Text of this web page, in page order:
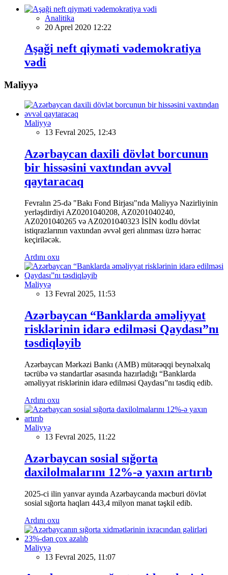
Analitika
20 Aprel 2020 12:22
Aşaği neft qiyməti vədemokratiya
vədi
Maliyyə
Maliyyə
13 Fevral 2025, 12:43
Azərbaycan daxili dövlət borcunun
bir hissəsini vaxtından əvvəl
qaytaracaq
Fevralın 25-də "Bakı Fond Birjası"nda Maliyyə Nazirliyinin
yerləşdirdiyi AZ0201040208, AZ0201040240,
AZ0201040265 və AZ0201040323 İSİN kodlu dövlət
istiqrazlarının vaxtından əvvəl geri alınması üzrə hərrac
keçiriləcək.
Ardını oxu
Maliyyə
13 Fevral 2025, 11:53
Azərbaycan “Banklarda əməliyyat
risklərinin idarə edilməsi Qaydası”nı
təsdiqləyib
Azərbaycan Mərkəzi Bankı (AMB) mütərəqqi beynəlxalq
təcrübə və standartlar əsasında hazırladığı “Banklarda
əməliyyat risklərinin idarə edilməsi Qaydası”nı təsdiq edib.
Ardını oxu
Maliyyə
13 Fevral 2025, 11:22
Azərbaycan sosial sığorta
daxilolmalarını 12%-ə yaxın artırıb
2025-ci ilin yanvar ayında Azərbaycanda məcburi dövlət
sosial sığorta haqları 443,4 milyon manat təşkil edib.
Ardını oxu
Maliyyə
13 Fevral 2025, 11:07